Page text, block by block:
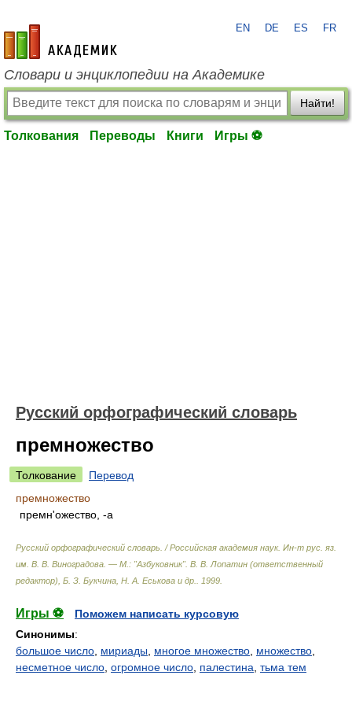
academic.ru
EN DE ES FR
Словари и энциклопедии на Академике
Найти!
Толкования Переводы Книги Игры ⚽
Русский орфографический словарь
премножество
Толкование
Перевод
премножество
премн'ожество, -а
Русский орфографический словарь. / Российская академия наук. Ин-т рус. яз.
им. В. В. Виноградова. — М.: "Азбуковник". В. В. Лопатин (ответственный
редактор), Б. З. Букчина, Н. А. Еськова и др.
1999
Игры ⚽
Поможем написать курсовую
Синонимы:
большое число мириады многое множество множество
несметное число огромное число палестина тьма тем